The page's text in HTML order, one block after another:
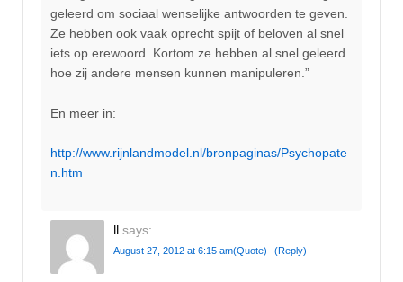
geleerd om sociaal wenselijke antwoorden te geven.
Ze hebben ook vaak oprecht spijt of beloven al snel
iets op erewoord. Kortom ze hebben al snel geleerd
hoe zij andere mensen kunnen manipuleren.”
En meer in:
http://www.rijnlandmodel.nl/bronpaginas/Psychopate
n.htm
ll says:
August 27, 2012 at 6:15 am(Quote) (Reply)